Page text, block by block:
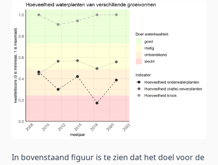
In bovenstaand figuur is te zien dat het doel voor de